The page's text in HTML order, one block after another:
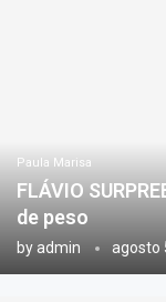
Paula Marisa
FLÁVIO
de peso
byadmin agosto